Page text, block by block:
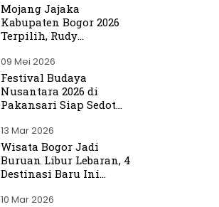
Mojang Jajaka
Kabupaten Bogor 2026
Terpilih, Rudy
Promosikan Bogor ke
Dunia
09 Mei 2026
Festival Budaya
Nusantara 2026 di
Pakansari Siap Sedot
13 Mar 2026
Wisata Bogor Jadi
Buruan Libur Lebaran, 4
Destinasi Baru Ini
10 Mar 2026